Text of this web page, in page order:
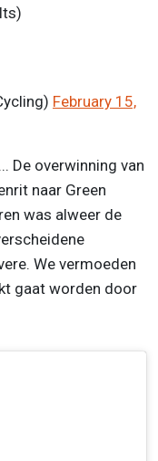
February 15,
De overwinning van
naar Green
was alweer de
We vermoeden
gaat worden door